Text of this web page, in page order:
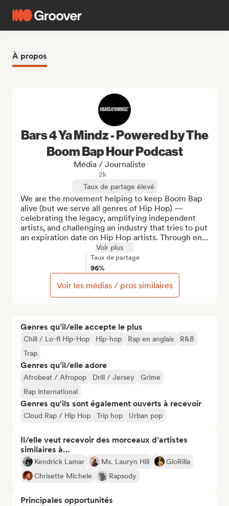
À propos
Genres qu’il/elle accepte le plus
Chill / Lo-fi Hip-Hop Hip-hop Rap en anglais
R&B
Trap
Genres qu’il/elle adore
Afrobeat / Afropop Drill / Jersey
Grime
Rap international
Genres qu'ils sont également ouverts à recevoir
Cloud Rap / Hip Hop Trip hop Urban pop
Il/elle veut recevoir des morceaux d’artistes
similaires à…
Kendrick Lamar Ms. Lauryn Hill
GloRilla
Chrisette Michele
Rapsody
Principales opportunités
Bars 4 Ya Mindz - Powered by The
Boom Bap Hour Podcast
Média / Journaliste
2k
Taux de partage élevé
We are the movement helping to keep Boom Bap
alive (but we serve all genres of Hip Hop) —
celebrating the legacy, amplifying independent
artists, and challenging an industry that tries to put
an expiration date on Hip Hop artists. Through en...
Voir plus
Taux de partage
96%
Voir les médias / pros similaires